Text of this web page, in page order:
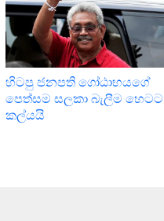
හිටපු ජනපති ගෝඨාභයගේ
පෙත්සම සලකා බැලීම හෙටට
කල්යයි